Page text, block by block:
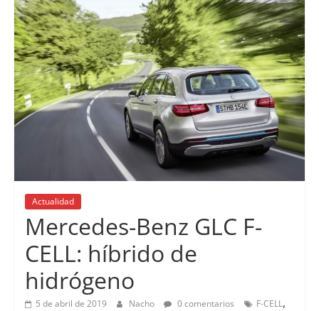
Actualidad
Mercedes-Benz GLC F-
CELL: híbrido de
hidrógeno
5 de abril de 2019 Nacho 0 comentarios F-CELL,